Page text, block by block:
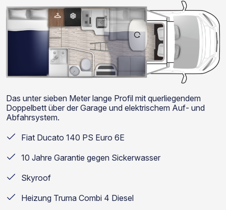
Das unter sieben Meter lange Profil mit querliegendem
Doppelbett über der Garage und elektrischem Auf- und
Abfahrsystem.
Fiat Ducato 140 PS Euro 6E
10 Jahre Garantie gegen Sickerwasser
Skyroof
Heizung Truma Combi 4 Diesel